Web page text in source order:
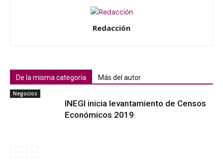
Redacción
De la misma categoría Más del autor
Negocios
INEGI inicia levantamiento de Censos
Económicos 2019